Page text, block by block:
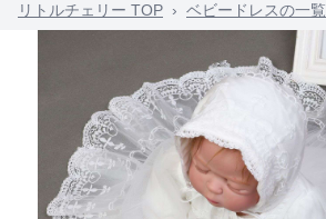
リトルチェリー TOP › ベビードレスの一覧